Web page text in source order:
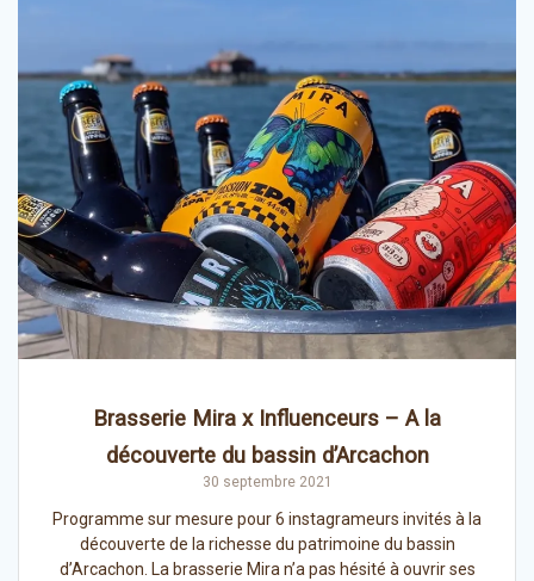
Brasserie Mira x Influenceurs – A la
découverte du bassin d’Arcachon
30 septembre 2021
Programme sur mesure pour 6 instagrameurs invités à la
découverte de la richesse du patrimoine du bassin
d’Arcachon. La brasserie Mira n’a pas hésité à ouvrir ses